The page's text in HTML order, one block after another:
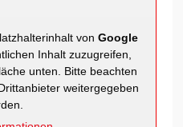
vonGoogle
Inhalt zuzugreifen,
unten. Bitte beachten
weitergegeben